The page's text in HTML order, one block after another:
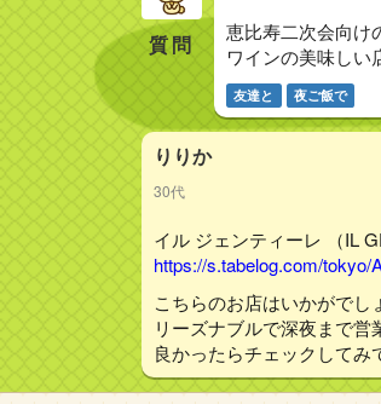
質問
恵比寿二次会向け
ワインの美味しい
友達と 夜ご飯で
りりか
30代
イル ジェンティーレ （IL
https://s.tabelog.com/tokyo/
こちらのお店はいかがでし
リーズナブルで深夜まで営
良かったらチェックして